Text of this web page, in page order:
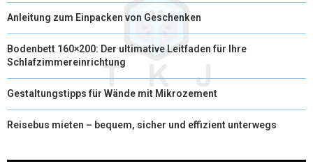
Anleitung zum Einpacken von Geschenken
Bodenbett 160×200: Der ultimative Leitfaden für Ihre
Schlafzimmereinrichtung
Gestaltungstipps für Wände mit Mikrozement
Reisebus mieten – bequem, sicher und effizient unterwegs